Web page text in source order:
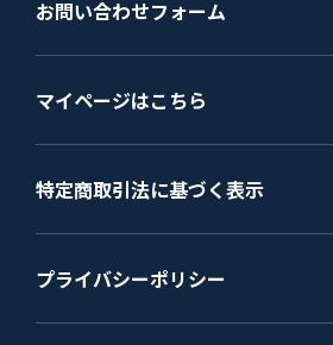
お問い合わせフォーム
マイページはこちら
特定商取引法に基づく表示
プライバシーポリシー